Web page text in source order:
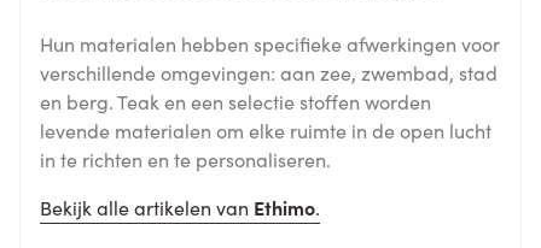
Hun materialen hebben specifieke afwerkingen voor
verschillende omgevingen: aan zee, zwembad, stad
en berg. Teak en een selectie stoffen worden
levende materialen om elke ruimte in de open lucht
in te richten en te personaliseren.
Bekijk alle artikelen van Ethimo.